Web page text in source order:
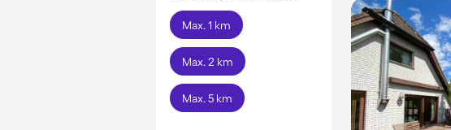
Max. 1 km
Max. 2 km
Max. 5 km